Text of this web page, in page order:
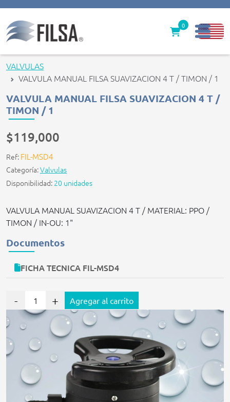
Inicio
Nuestras Soluciones
Productos
Contáctenos
gerencia@filsawater.com
Login
0
VALVULAS
VALVULA MANUAL FILSA SUAVIZACION 4 T / TIMON / 1
VALVULA MANUAL FILSA SUAVIZACION 4 T /
TIMON / 1
$119,000
Ref: FIL-MSD4
Categoría:Valvulas
Disponibilidad: 20 unidades
VALVULA MANUAL SUAVIZACION 4 T / MATERIAL: PPO /
TIMON / IN-OU: 1"
Documentos
FICHA TECNICA FIL-MSD4
- + Agregar al carrito